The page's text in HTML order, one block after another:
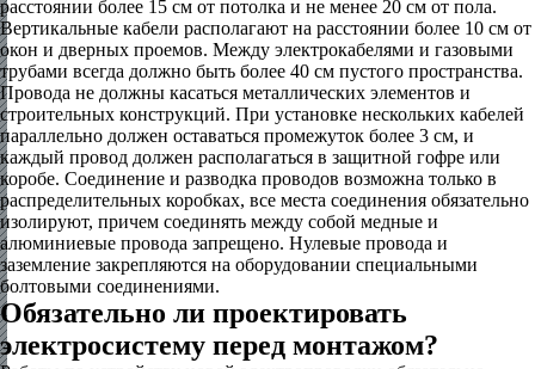
расстоянии более 15 см от потолка и не менее 20 см от пола.
Вертикальные кабели располагают на расстоянии более 10 см от
окон и дверных проемов. Между электрокабелями и газовыми
трубами всегда должно быть более 40 см пустого пространства.
Провода не должны касаться металлических элементов и
строительных конструкций. При установке нескольких кабелей
параллельно должен оставаться промежуток более 3 см, и
каждый провод должен располагаться в защитной гофре или
коробе. Соединение и разводка проводов возможна только в
распределительных коробках, все места соединения обязательно
изолируют, причем соединять между собой медные и
алюминиевые провода запрещено. Нулевые провода и
заземление закрепляются на оборудовании специальными
болтовыми соединениями.
Обязательно ли проектировать
электросистему перед монтажом?